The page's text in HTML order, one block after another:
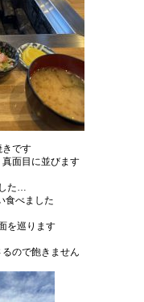
きです
真面目に並びます
た…
食べました
を巡ります
ので飽きません